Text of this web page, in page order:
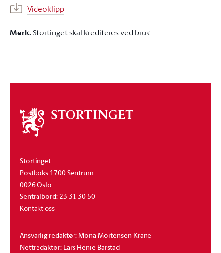
Videoklipp
Merk:Stortinget skal krediteres ved bruk.
Om
stortinget
Stortinget
Postboks 1700 Sentrum
0026 Oslo
Sentralbord: 23 31 30 50
Kontakt oss
Ansvarlig redaktør: Mona Mortensen Krane
Nettredaktør: Lars Henie Barstad